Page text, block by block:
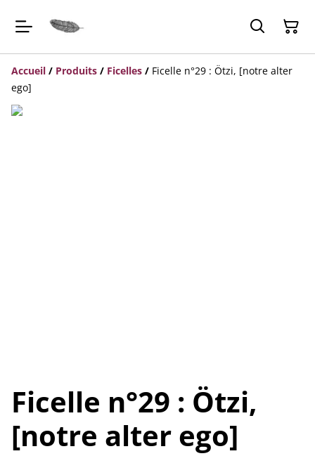
Accueil / Produits / Ficelles / Ficelle n°29 : Ötzi, [notre alter
ego]
Ficelle n°29 : Ötzi,
[notre alter ego]